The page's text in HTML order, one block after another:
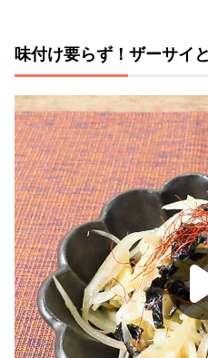
味付け要らず！ザーサイ